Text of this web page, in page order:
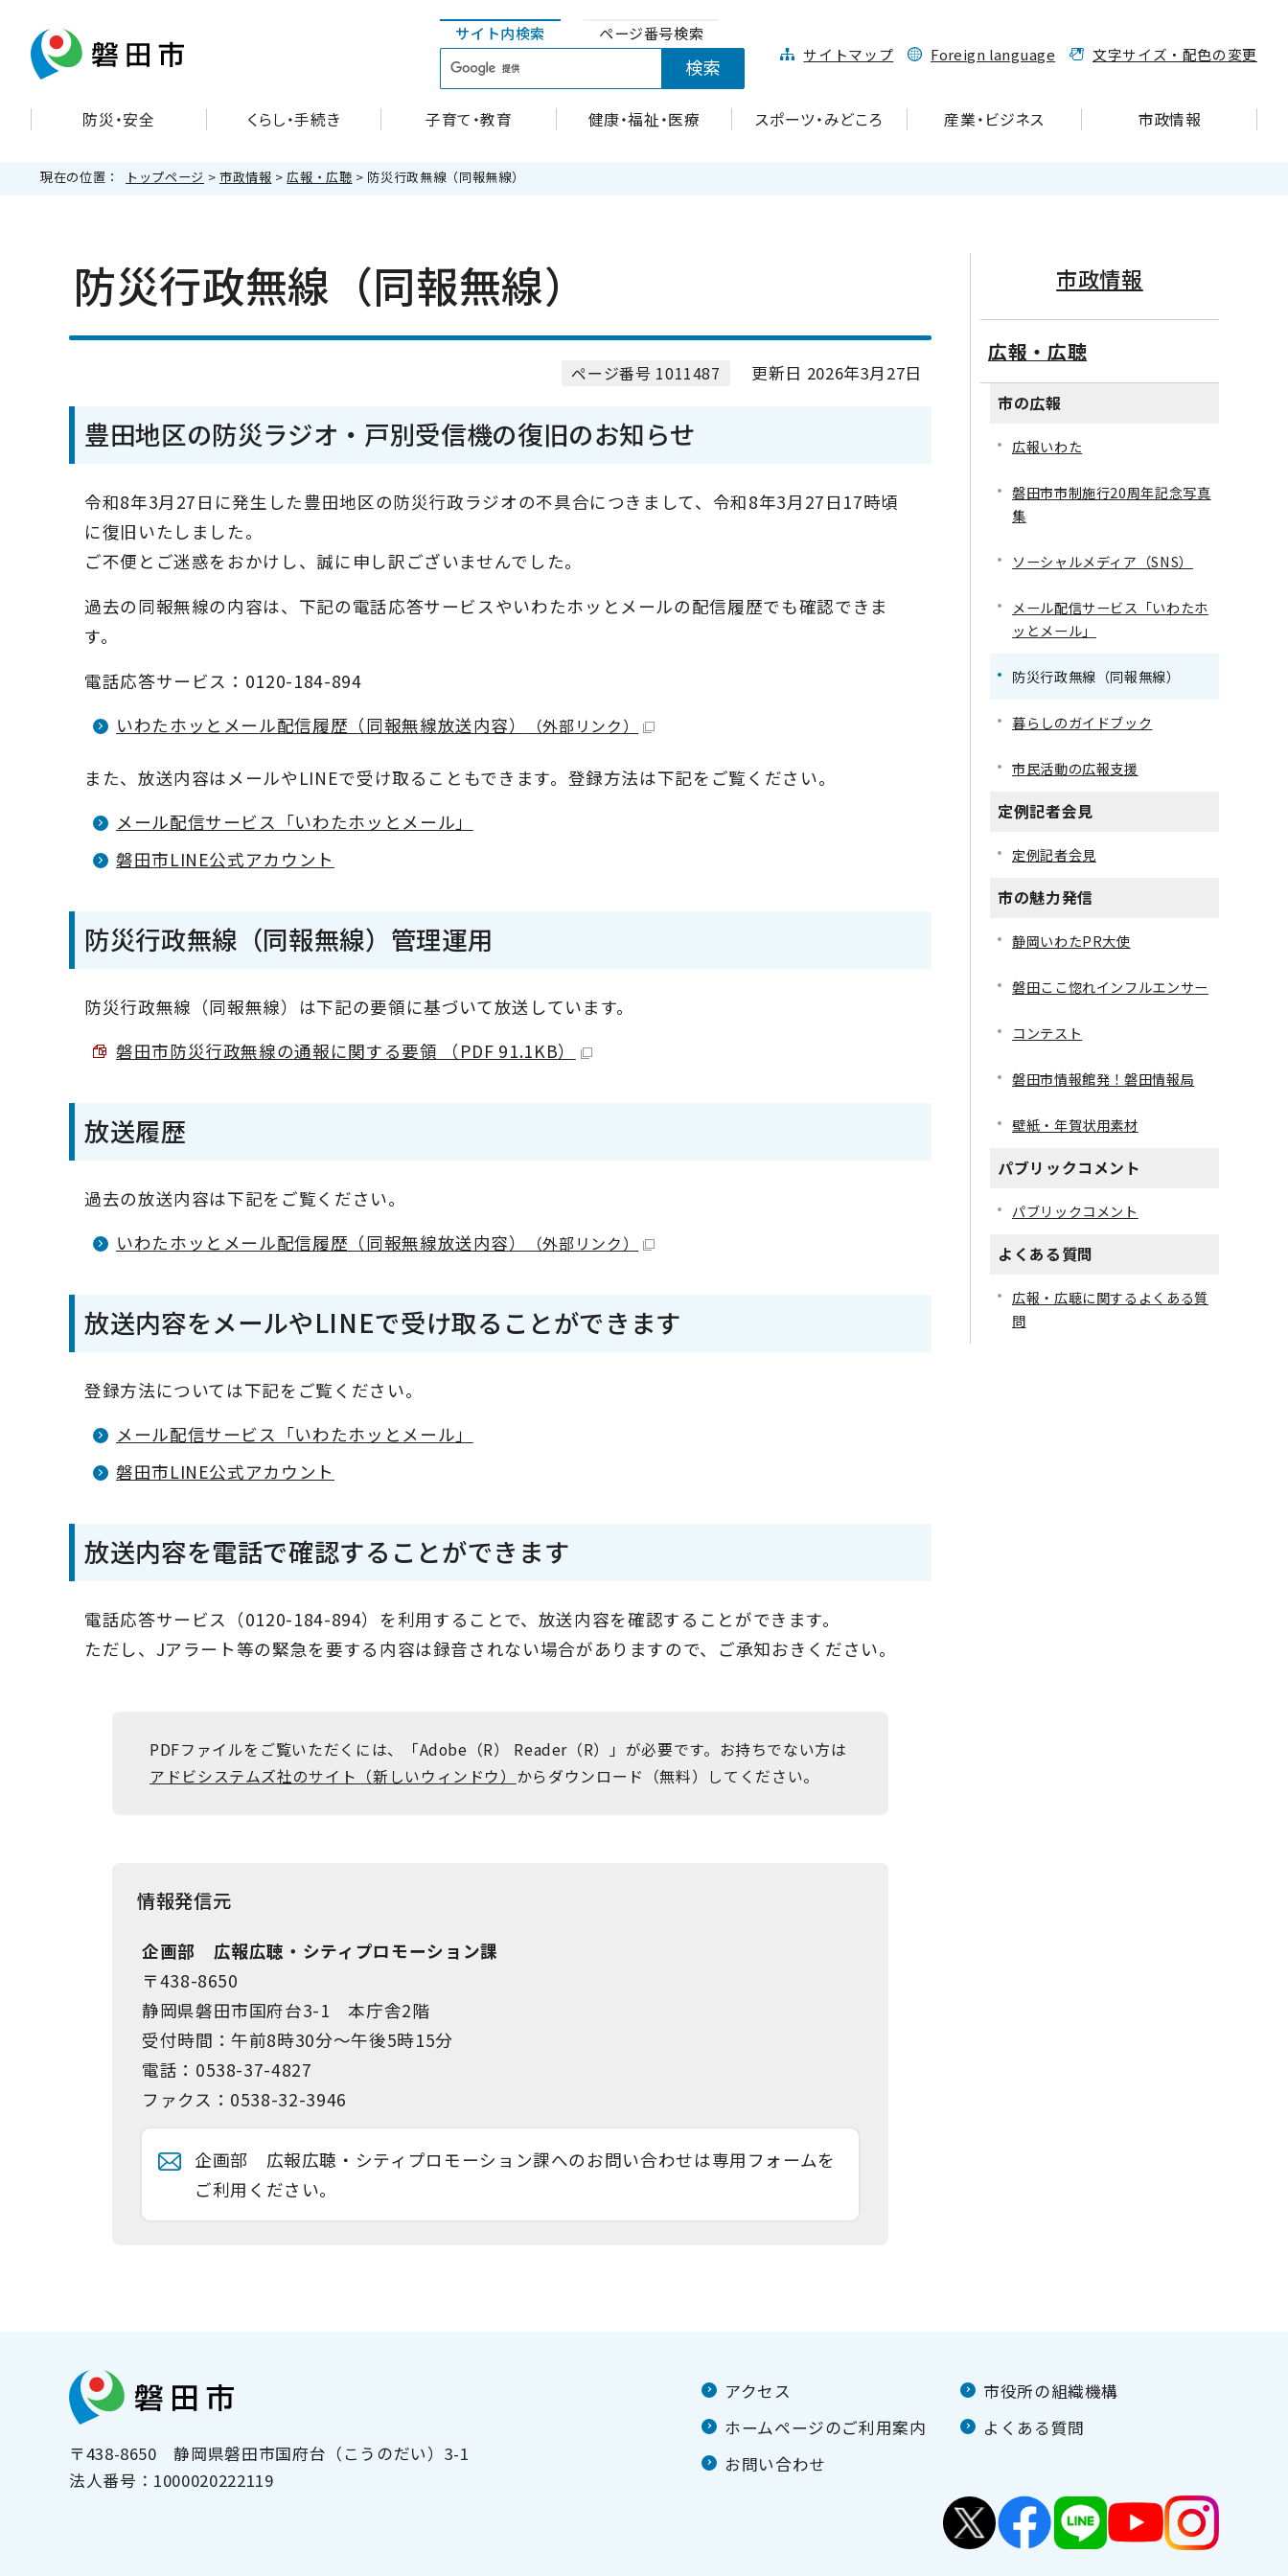
サイト内検索
ページ番号検索
サイトマップ
Foreign language 文字サイズ・配色の変更
防災・安全 くらし・手続き 子育て・教育 健康・福祉・医療 スポーツ・みどころ 産業・ビジネス 市政情報
現在の位置： トップページ > 市政情報 >広報・広聴 > 防災行政無線（同報無線）
防災行政無線（同報無線）
ページ番号 1011487 更新日 2026年3月27日
豊田地区の防災ラジオ・戸別受信機の復旧のお知らせ
令和8年3月27日に発生した豊田地区の防災行政ラジオの不具合につきまして、令和8年3月27日17時頃
に復旧いたしました。
ご不便とご迷惑をおかけし、誠に申し訳ございませんでした。
過去の同報無線の内容は、下記の電話応答サービスやいわたホッとメールの配信履歴でも確認できま
す。
電話応答サービス：0120-184-894
いわたホッとメール配信履歴（同報無線放送内容）
（外部リンク）
また、放送内容はメールやLINEで受け取ることもできます。登録方法は下記をご覧ください。
メール配信サービス「いわたホッとメール」
磐田市LINE公式アカウント
防災行政無線（同報無線）管理運用
防災行政無線（同報無線）は下記の要領に基づいて放送しています。
磐田市防災行政無線の通報に関する要領 （PDF 91.1KB）
放送履歴
過去の放送内容は下記をご覧ください。
いわたホッとメール配信履歴（同報無線放送内容）
（外部リンク）
放送内容をメールやLINEで受け取ることができます
登録方法については下記をご覧ください。
メール配信サービス「いわたホッとメール」
磐田市LINE公式アカウント
放送内容を電話で確認することができます
電話応答サービス（0120-184-894）を利用することで、放送内容を確認することができます。
ただし、Jアラート等の緊急を要する内容は録音されない場合がありますので、ご承知おきください。
PDFファイルをご覧いただくには、「Adobe（R） Reader（R）」が必要です。お持ちでない方は
アドビシステムズ社のサイト（新しいウィンドウ） からダウンロード（無料）してください。
情報発信元
企画部 広報広聴・シティプロモーション課
〒438-8650
静岡県磐田市国府台3-1 本庁舎2階
受付時間：午前8時30分～午後5時15分
電話：0538-37-4827
ファクス：0538-32-3946
企画部 広報広聴・シティプロモーション課へのお問い合わせは専用フォームを
ご利用ください。
市政情報
広報・広聴
市の広報
広報いわた
磐田市市制施行20周年記念写真
集
ソーシャルメディア（SNS）
メール配信サービス「いわたホ
ッとメール」
防災行政無線（同報無線）
暮らしのガイドブック
市民活動の広報支援
定例記者会見
定例記者会見
市の魅力発信
静岡いわたPR大使
磐田ここ惚れインフルエンサー
コンテスト
磐田市情報館発！磐田情報局
壁紙・年賀状用素材
パブリックコメント
パブリックコメント
よくある質問
広報・広聴に関するよくある質
問
〒438-8650静岡県磐田市国府台（こうのだい）3-1
法人番号： 1000020222119
アクセス
市役所の組織機構
ホームページのご利用案内
よくある質問
お問い合わせ